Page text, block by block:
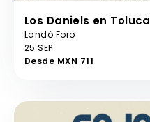
Los Daniels en Toluca
Landó Foro
25 SEP
Desde MXN 711